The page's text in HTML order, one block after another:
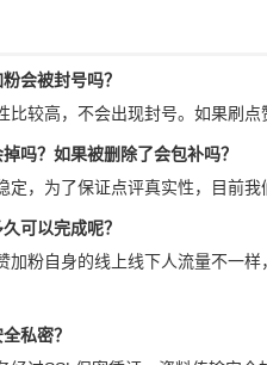
会被封号吗？
比较高，不会出现封号。如果刷
吗？如果被删除了会包补吗？
定，为了保证点评真实性，目前
可以完成呢？
加粉自身的线上线下人流量不一
私密？